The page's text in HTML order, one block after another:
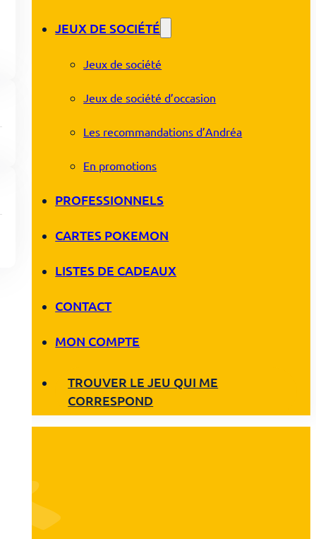
JEUX DE SOCIÉTÉ
Jeux de société
Jeux de société d’occasion
Les recommandations d’Andréa
En promotions
PROFESSIONNELS
CARTES POKEMON
LISTES DE CADEAUX
CONTACT
MON COMPTE
TROUVER LE JEU QUI ME
CORRESPOND